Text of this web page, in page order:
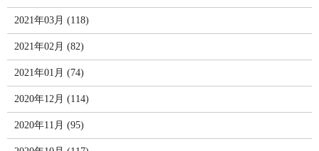
2021年03月 (118)
2021年02月 (82)
2021年01月 (74)
2020年12月 (114)
2020年11月 (95)